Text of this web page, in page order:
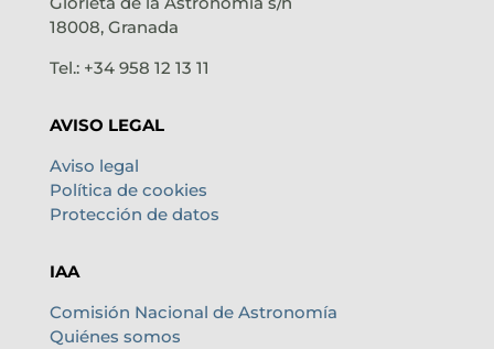
18008, Granada
Tel.: +34 958 12 13 11
AVISO LEGAL
Aviso legal
Política de cookies
Protección de datos
IAA
Comisión Nacional de Astronomía
Quiénes somos